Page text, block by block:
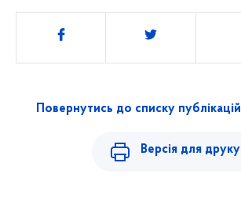
Поділитись
Повернутись до списку публікацій
Версія для друку